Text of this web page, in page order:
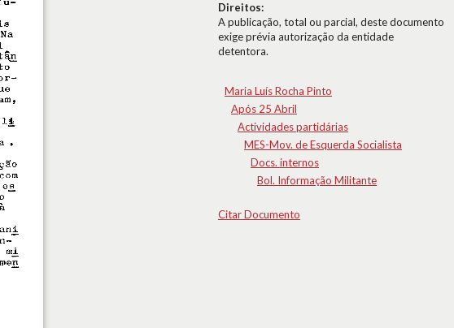
Direitos:
A publicação, total ou parcial, deste documento
exige prévia autorização da entidade
detentora.
Maria Luís Rocha Pinto
Após 25 Abril
Actividades partidárias
MES-Mov. de Esquerda Socialista
Docs. internos
Bol. Informação Militante
Citar Documento